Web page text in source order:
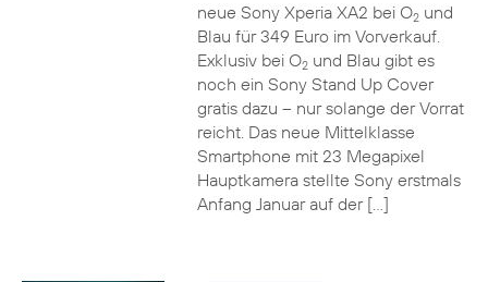
neue Sony Xperia XA2 bei O2und
Blau für 349 Euro im Vorverkauf.
Exklusiv bei O2und Blau gibt es
noch ein Sony Stand Up Cover
gratis dazu – nur solange der Vorrat
reicht. Das neue Mittelklasse
Smartphone mit 23 Megapixel
Hauptkamera stellte Sony erstmals
Anfang Januar auf der […]